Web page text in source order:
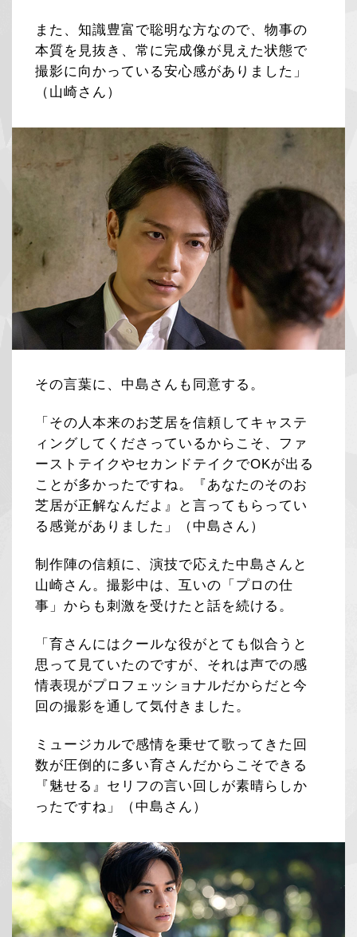
また、知識豊富で聡明な方なので、物事の
本質を見抜き、常に完成像が見えた状態で
撮影に向かっている安心感がありました」
（山崎さん）
その言葉に、中島さんも同意する。
「その人本来のお芝居を信頼してキャステ
ィングしてくださっているからこそ、ファ
ーストテイクやセカンドテイクでOKが出る
ことが多かったですね。『あなたのそのお
芝居が正解なんだよ』と言ってもらってい
る感覚がありました」（中島さん）
制作陣の信頼に、演技で応えた中島さんと
山崎さん。撮影中は、互いの「プロの仕
事」からも刺激を受けたと話を続ける。
「育さんにはクールな役がとても似合うと
思って見ていたのですが、それは声での感
情表現がプロフェッショナルだからだと今
回の撮影を通して気付きました。
ミュージカルで感情を乗せて歌ってきた回
数が圧倒的に多い育さんだからこそできる
『魅せる』セリフの言い回しが素晴らしか
ったですね」（中島さん）